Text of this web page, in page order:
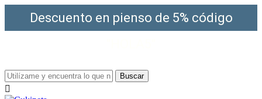
Descuento en pienso de 5% código
Buscar
